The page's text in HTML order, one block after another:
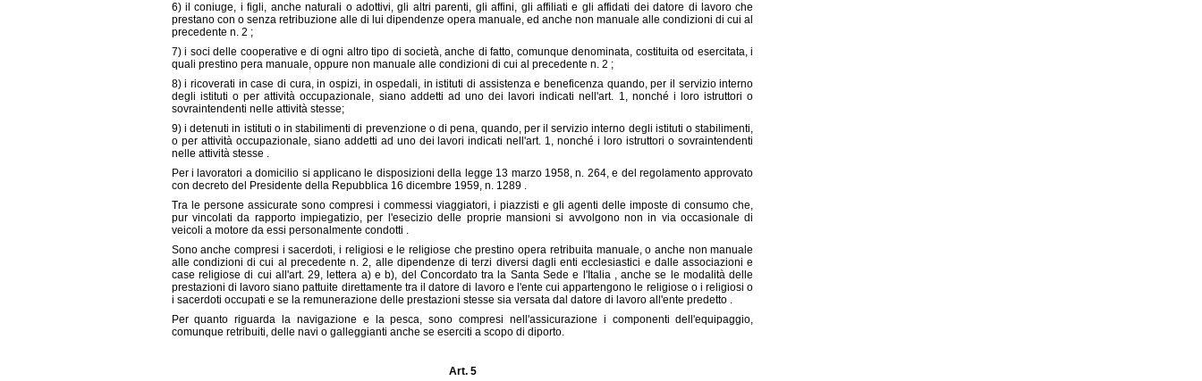
6) il coniuge, i figli, anche naturali o adottivi, gli altri parenti, gli affini, gli affiliati e gli affidati dei datore di lavoro che
prestano con o senza retribuzione alle di lui dipendenze opera manuale, ed anche non manuale alle condizioni di cui al
precedente n. 2 ;
7) i soci delle cooperative e di ogni altro tipo di società, anche di fatto, comunque denominata, costituita od esercitata, i
quali prestino pera manuale, oppure non manuale alle condizioni di cui al precedente n. 2 ;
8) i ricoverati in case di cura, in ospizi, in ospedali, in istituti di assistenza e beneficenza quando, per il servizio interno
degli istituti o per attività occupazionale, siano addetti ad uno dei lavori indicati nell'art. 1, nonché i loro istruttori o
sovraintendenti nelle attività stesse;
9) i detenuti in istituti o in stabilimenti di prevenzione o di pena, quando, per il servizio interno degli istituti o stabilimenti,
o per attività occupazionale, siano addetti ad uno dei lavori indicati nell'art. 1, nonché i loro istruttori o sovraintendenti
nelle attività stesse .
Per i lavoratori a domicilio si applicano le disposizioni della legge 13 marzo 1958, n. 264, e del regolamento approvato
con decreto del Presidente della Repubblica 16 dicembre 1959, n. 1289 .
Tra le persone assicurate sono compresi i commessi viaggiatori, i piazzisti e gli agenti delle imposte di consumo che,
pur vincolati da rapporto impiegatizio, per l'esecizio delle proprie mansioni si avvolgono non in via occasionale di
veicoli a motore da essi personalmente condotti .
Sono anche compresi i sacerdoti, i religiosi e le religiose che prestino opera retribuita manuale, o anche non manuale
alle condizioni di cui al precedente n. 2, alle dipendenze di terzi diversi dagli enti ecclesiastici e dalle associazioni e
case religiose di cui all'art. 29, lettera a) e b), del Concordato tra la Santa Sede e l'Italia , anche se le modalità delle
prestazioni di lavoro siano pattuite direttamente tra il datore di lavoro e l'ente cui appartengono le religiose o i religiosi o
i sacerdoti occupati e se la remunerazione delle prestazioni stesse sia versata dal datore di lavoro all'ente predetto .
Per quanto riguarda la navigazione e la pesca, sono compresi nell'assicurazione i componenti dell'equipaggio,
comunque retribuiti, delle navi o galleggianti anche se eserciti a scopo di diporto.
Art. 5